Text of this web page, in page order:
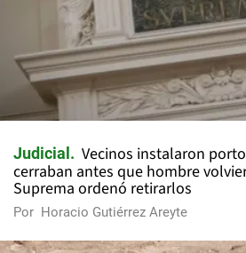
Judicial
Vecinos instalaron
cerraban antes que hombre
Suprema ordenó retirarlos
Por Horacio Gutiérrez Areyte